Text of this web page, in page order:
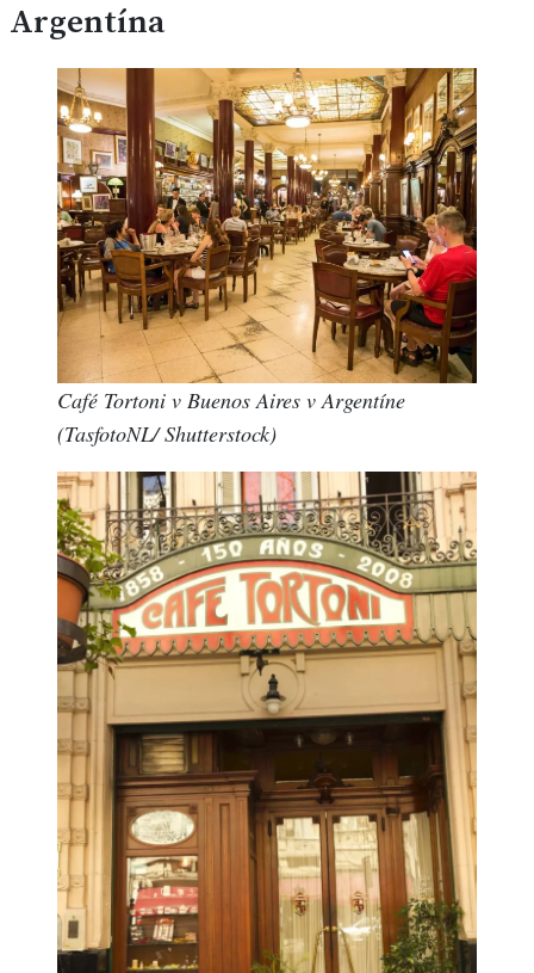
Argentína
Café Tortoni v Buenos Aires v Argentíne
(TasfotoNL/ Shutterstock)